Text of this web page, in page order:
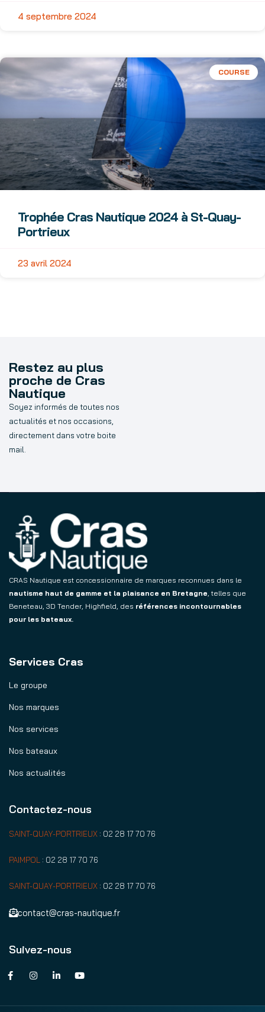
4 septembre 2024
COURSE
Trophée Cras Nautique 2024 à St-Quay-
Portrieux
23 avril 2024
Restez au plus
proche de Cras
Nautique
Soyez informés de toutes nos
actualités et nos occasions,
directement dans votre boite
mail.
CRAS Nautique est concessionnaire de marques reconnues dans le
nautisme haut de gamme et la plaisance en Bretagne, telles que
Beneteau, 3D Tender, Highfield, des références incontournables
pour les bateaux.
Services Cras
Le groupe
Nos marques
Nos services
Nos bateaux
Nos actualités
Contactez-nous
SAINT-QUAY-PORTRIEUX : 02 28 17 70 76
PAIMPOL : 02 28 17 70 76
SAINT-QUAY-PORTRIEUX : 02 28 17 70 76
contact@cras-nautique.fr
Suivez-nous